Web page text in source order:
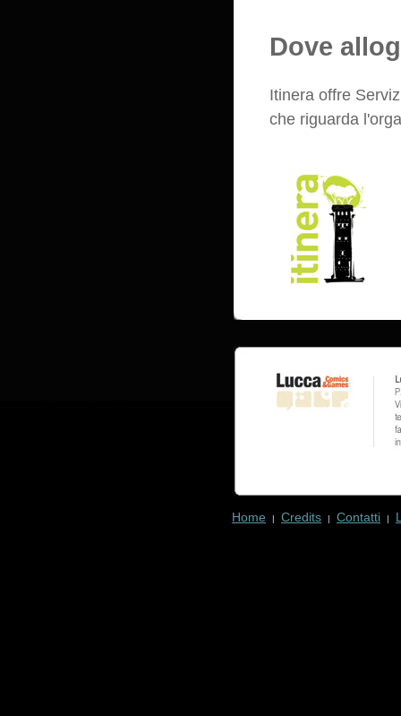
Dove
Itinera offre
che riguarda
Home | Credits | Contatti |